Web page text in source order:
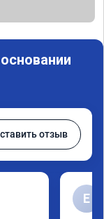
отзыв
Е